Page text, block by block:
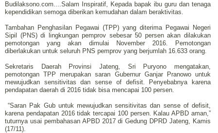
Budilaksono.com....Salam Inspiratif, Kepada bapak ibu guru dan tenaga
kependidikan semoga diberikan kemudahan dalam beraktivitas.
Tambahan Penghasilan Pegawai (TPP) yang diterima Pegawai Negeri
Sipil (PNS) di lingkungan pemprov sebesar 50 persen akan dilakukan
pemotongan yang akan dimulai November 2016. Pemotongan
diberlakukan untuk seluruh PNS pemprov yang berjumlah 16.633 orang.
Sekretaris Daerah Provinsi Jateng, Sri Puryono mengatakan,
pemotongan TPP merupakan saran Gubernur Ganjar Pranowo untuk
mewujudkan sensitivitas dan sense of defisit. Penyebabnya karena
pendapatan daerah di 2016 tidak bisa mencapai 100 persen.
“Saran Pak Gub untuk mewujudkan sensitivitas dan sense of defisit,
karena pendapatan 2016 tidak tercapai 100 persen. Kalau APBD aman,”
tuturnya usai pembahasan APBD 2017 di Gedung DPRD Jateng, Kamis
(17/11).